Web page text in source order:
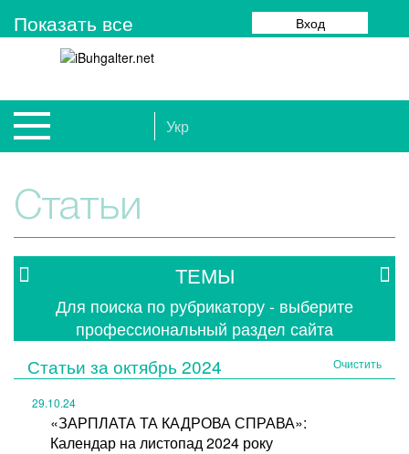
Показать все Вход
Укр
Статьи
ТЕМЫ
Для поиска по рубрикатору - выберите
профессиональный раздел сайта
Статьи за октябрь 2024 Очистить
29.10.24
«ЗАРПЛАТА ТА КАДРОВА СПРАВА»:
Календар на листопад 2024 року